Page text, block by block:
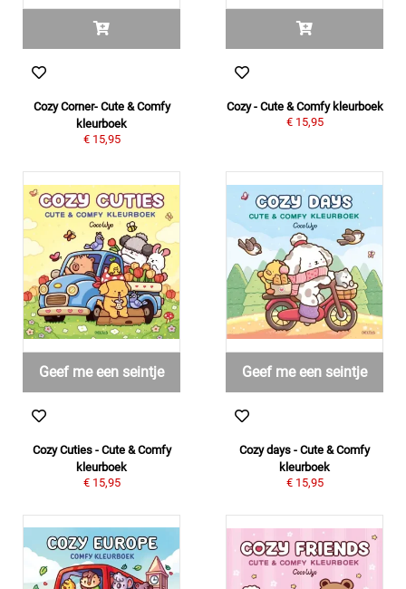
Cozy Corner- Cute & Comfy
kleurboek
€ 15,95
Cozy - Cute & Comfy kleurboek
€ 15,95
Geef me een seintje
Cozy Cuties - Cute & Comfy
kleurboek
€ 15,95
Geef me een seintje
Cozy days - Cute & Comfy
kleurboek
€ 15,95